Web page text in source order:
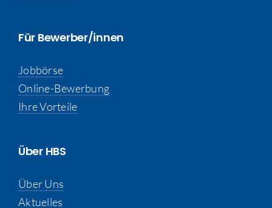
Für Bewerber/innen
Jobbörse
Online-Bewerbung
Ihre Vorteile
Über HBS
Über Uns
Aktuelles